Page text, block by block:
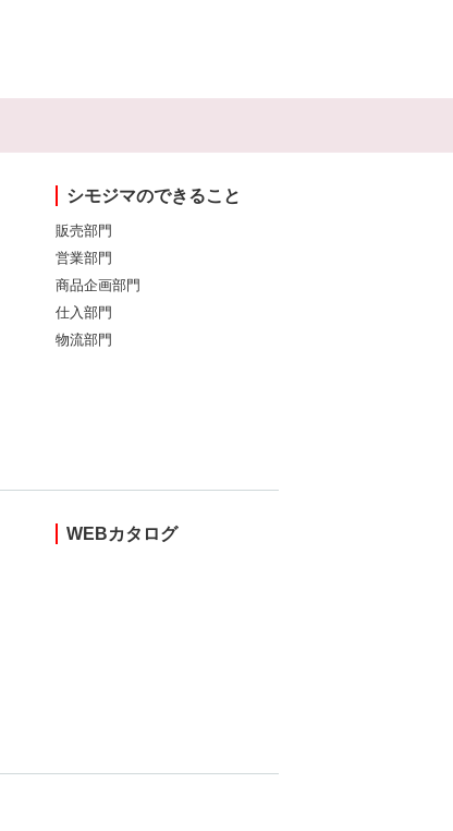
シモジマのできること
販売部門
営業部門
商品企画部門
仕入部門
物流部門
WEBカタログ